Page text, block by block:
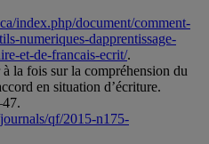
index.php/document/comment-
numeriques-dapprentissage-
et-de-francais-ecrit/.
la fois sur la compréhension du
en situation d’écriture.
qf/2015-n175-